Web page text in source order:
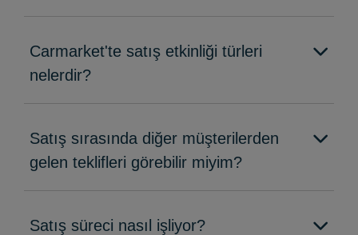
Carmarket'te satış etkinliği türleri
nelerdir?
Satış sırasında diğer müşterilerden
gelen teklifleri görebilir miyim?
Satış süreci nasıl işliyor?